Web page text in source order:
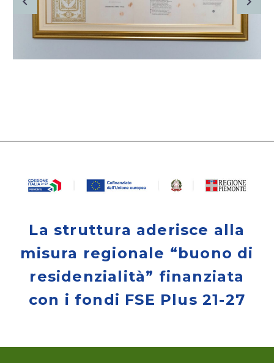
La struttura aderisce alla
misura regionale “buono di
residenzialità” finanziata
con i fondi FSE Plus 21-27